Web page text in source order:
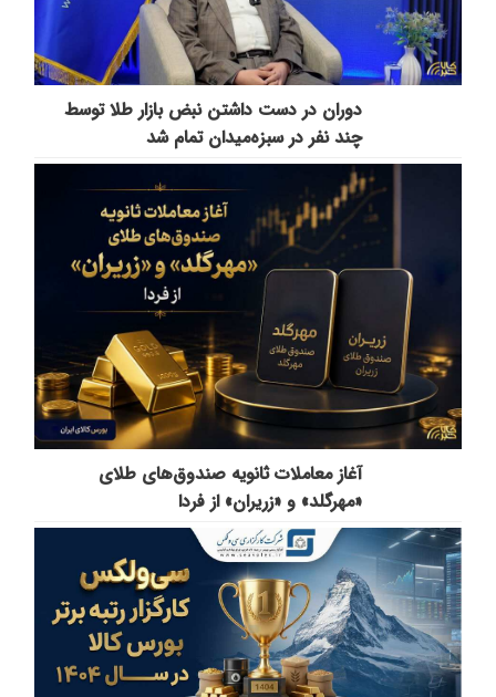
دوران در دست داشتن نبض بازار طلا توسط
چند نفر در سبزه‌میدان تمام شد
آغاز معاملات ثانویه صندوق‌های طلای
«مهرگلد» و «زریران» از فردا